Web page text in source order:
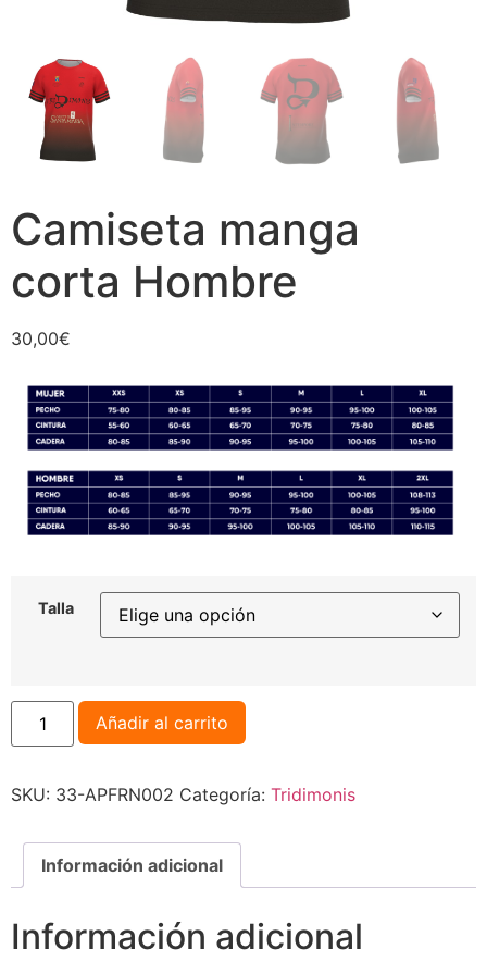
Camiseta manga
corta Hombre
30,00€
Talla
Añadir al carrito
SKU: 33-APFRN002 Categoría: Tridimonis
Información adicional
Información adicional